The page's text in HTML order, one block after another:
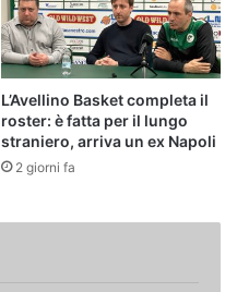
L’Avellino Basket completa il
roster: è fatta per il lungo
straniero, arriva un ex Napoli
2 giorni fa